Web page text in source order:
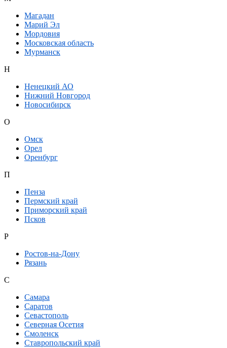
Магадан
Марий Эл
Мордовия
Московская область
Мурманск
Н
Ненецкий АО
Нижний Новгород
Новосибирск
О
Омск
Орел
Оренбург
П
Пенза
Пермский край
Приморский край
Псков
Р
Ростов-на-Дону
Рязань
С
Самара
Саратов
Севастополь
Северная Осетия
Смоленск
Ставропольский край